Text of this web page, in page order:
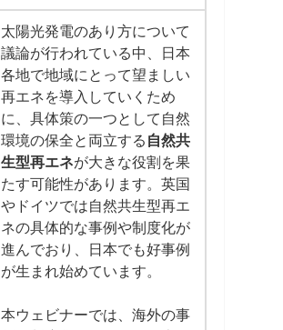
太陽光発電のあり方について
議論が行われている中、日本
各地で地域にとって望ましい
再エネを導入していくため
に、具体策の一つとして自然
環境の保全と両立する自然共
生型再エネ​が大きな役割を果
たす可能性があります。英国
やドイツでは自然共生型再エ
ネの具体的な事例や制度化が
進んでおり、日本でも好事例
が生まれ始めています。
本ウェビナーでは、海外の事